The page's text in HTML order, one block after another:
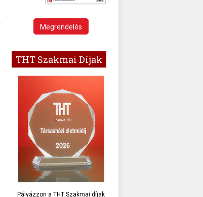
Megrendelés
THT Szakmai Díjak
Pályázzon a THT Szakmai díjak